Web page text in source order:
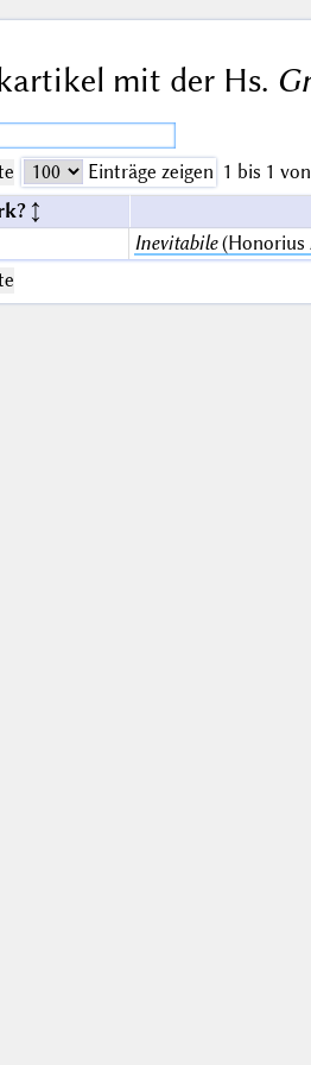
mit der Hs.
Einträge zeigen 1 bis 1
Inevitabile(Honorius